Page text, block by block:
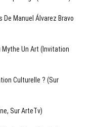
De Manuel Álvarez Bravo
Mythe Un Art (Invitation
Culturelle ? (sur
Sur ArteTv)